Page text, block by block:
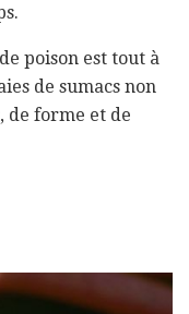
poison est tout à
de sumacs non
de forme et de